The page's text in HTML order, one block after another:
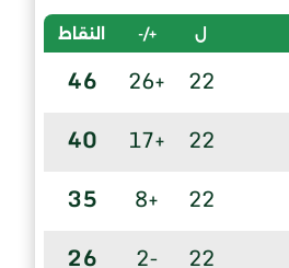
ل +/- النقاط
22
+26
46
22
+17
40
22
+8
35
22
-2
26